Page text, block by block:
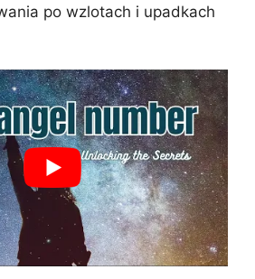
po wzlotach i upadkach